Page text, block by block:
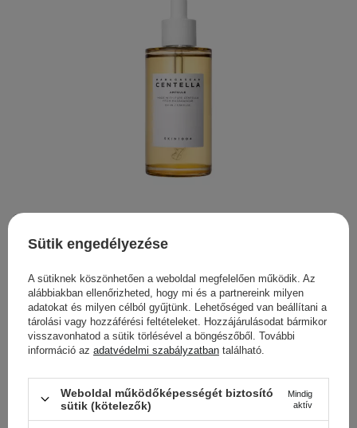
SKIN1004 - Madagascar Centella Ampoule - Arcampulla
Ázsiai Gázlóval - 100ml
11 990,00 Ft
Cosibella hírlevél
Bőrápolási ellenőrzőlisták, szakértői
Sütik engedélyezése
A sütiknek köszönhetően a weboldal megfelelően működik. Az
alábbiakban ellenőrizheted, hogy mi és a partnereink milyen
adatokat és milyen célból gyűjtünk. Lehetőséged van beállítani a
tárolási vagy hozzáférési feltételeket. Hozzájárulásodat bármikor
visszavonhatod a sütik törlésével a böngészőből. További
információ az adatvédelmi szabályzatban található.
Weboldal működőképességét biztosító
sütik (kötelezők)
Mindig
aktív